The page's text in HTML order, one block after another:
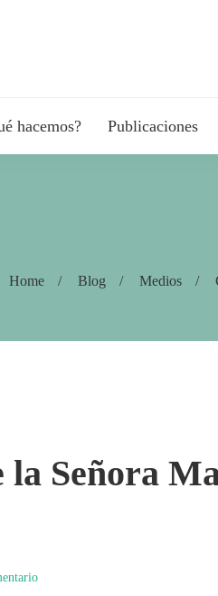
hacemos? Publicaciones
Home Blog Medios
la Señora